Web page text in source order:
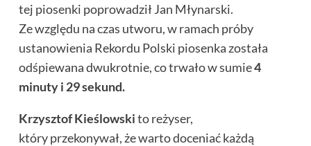
tej piosenki poprowadził Jan Młynarski.
Ze względu na czas utworu, w ramach próby
ustanowienia Rekordu Polski piosenka została
odśpiewana dwukrotnie, co trwało w sumie4
minuty i 29 sekund.
Krzysztof Kieślowskito reżyser,
który przekonywał, że warto doceniać każdą